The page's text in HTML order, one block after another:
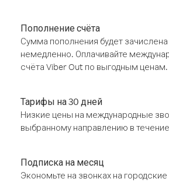
Пополнение счёта
Сумма пополнения будет
немедленно. Оплачивайте
счёта Viber Out по выгодным ценам.
Тарифы на 30 дней
Низкие цены на международные
выбранному направлению в
Подписка на месяц
Экономьте на звонках на